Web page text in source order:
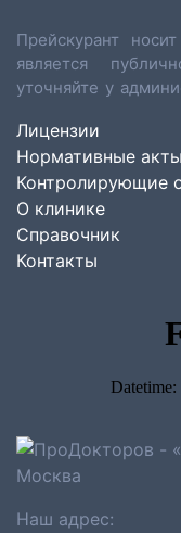
Прейскурант
является
уточняйте у
Лицензии
Нормативные акты
Контролирующие
О клинике
Справочник
Контакты
Наш адрес: